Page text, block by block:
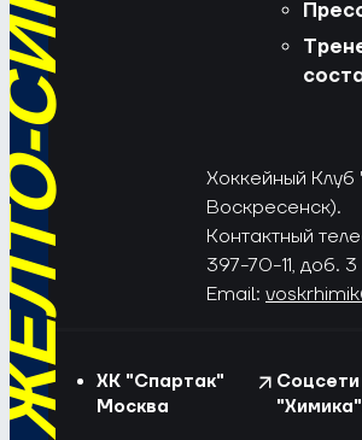
Хоккейный Клуб
Воскресенск).
Контактный
397-70-11, доб. 3
Email:
ХК "Спартак"
Москва
Соцсети